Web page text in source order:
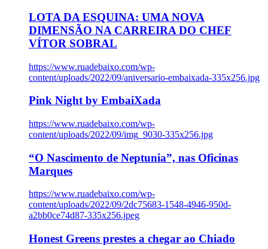
LOTA DA ESQUINA: UMA NOVA
DIMENSÃO NA CARREIRA DO CHEF
VÍTOR SOBRAL
https://www.ruadebaixo.com/wp-
content/uploads/2022/09/aniversario-embaixada-335x256.jpg
Pink Night by EmbaiXada
https://www.ruadebaixo.com/wp-
content/uploads/2022/09/img_9030-335x256.jpg
“O Nascimento de Neptunia”, nas Oficinas
Marques
https://www.ruadebaixo.com/wp-
content/uploads/2022/09/2dc75683-1548-4946-950d-
a2bb0ce74d87-335x256.jpeg
Honest Greens prestes a chegar ao Chiado